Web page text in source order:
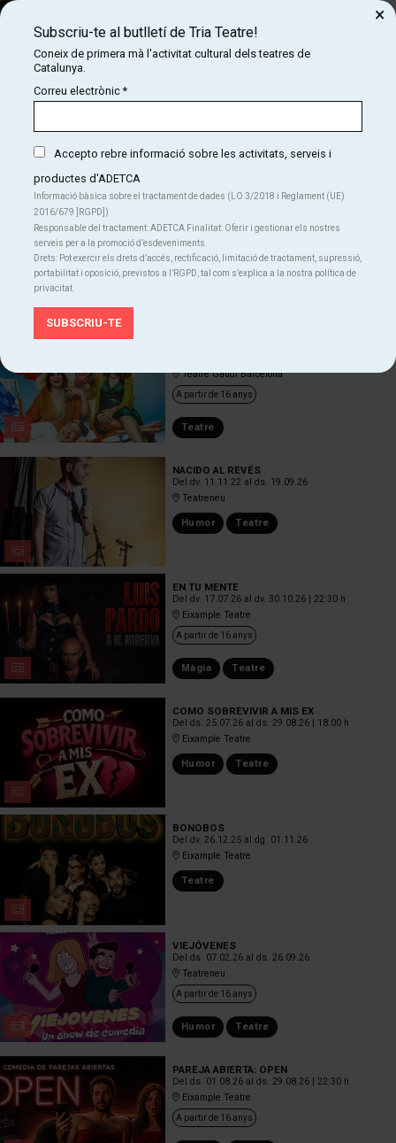
A partir de 12 anys
ANGLE MORT
Sala Versus Glòries
A partir de 12 anys
VIVIENDO A TODO GASS
Del dv. 01.03.24
Teatreneu
Humor Teatre
Teatre Gaudí Barcelona
A partir de 16 anys
Teatre
NACIDO AL REVÉS
Del dv. 11.11.22 al ds. 19.09.26
Teatreneu
Humor Teatre
EN TU MENTE
Del dv. 17.07.26al dv. 30.10.26| 22:30 h
Eixample Teatre
A partir de 16 anys
Màgia Teatre
COMO SOBREVIVIR A MIS EX
Del ds. 25.07.26al ds. 29.08.26| 18:00 h
Eixample Teatre
Humor Teatre
BONOBOS
Del dv. 26.12.25al dg. 01.11.26
Eixample Teatre
Teatre
VIEJÓVENES
Del ds. 07.02.26al ds. 26.09.26
Teatreneu
A partir de 16 anys
Humor Teatre
PAREJA ABIERTA: OPEN
Del ds. 01.08.26al ds. 29.08.26| 22:30 h
Eixample Teatre
A partir de 16 anys
Subscriu-te al butlletí de Tria Teatre!
Coneix de primera mà l'activitat cultural dels teatres de
Catalunya.
Correu electrònic*
Accepto rebre informació sobre les activitats, serveis i
productes d'ADETCA
Informació bàsica sobre el tractament de dades (LO 3/2018 i Reglament (UE)
2016/679 ]RGPD])
Responsable del tractament: ADETCA Finalitat: Oferir i gestionar els nostres
serveis per a la promoció d’esdeveniments.
Drets: Pot exercir els drets d’accés, rectificació, limitació de tractament, supressió,
portabilitat i oposició, previstos a l’RGPD, tal com s’explica a la nostra política de
privacitat.
×